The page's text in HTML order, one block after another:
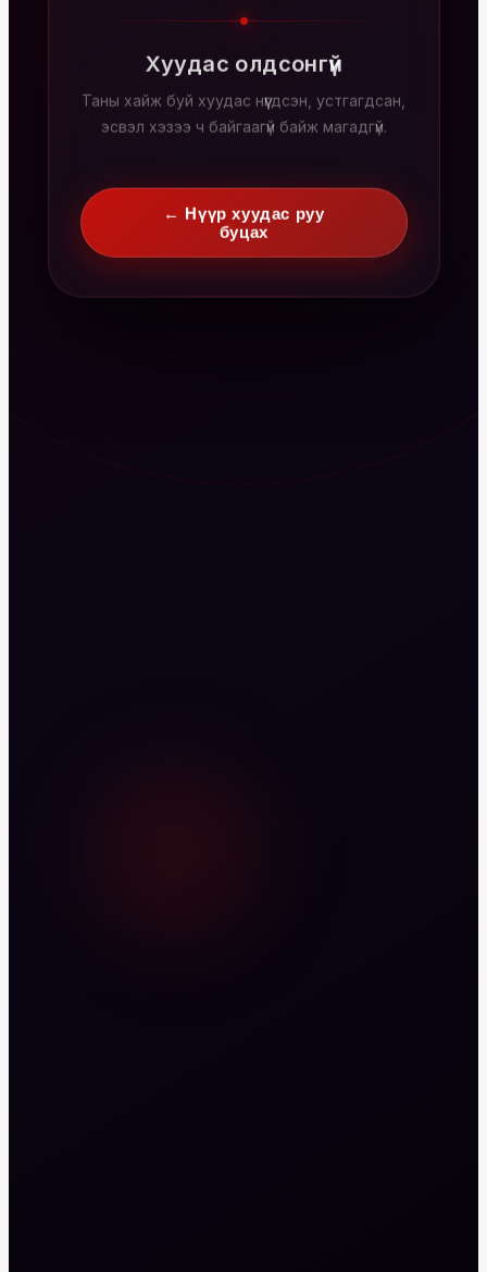
Хуудас олдсонгүй
Таны хайж буй хуудас нүүгдсэн, устгагдсан,
эсвэл хэзээ ч байгаагүй байж магадгүй.
← Нүүр хуудас руу
буцах